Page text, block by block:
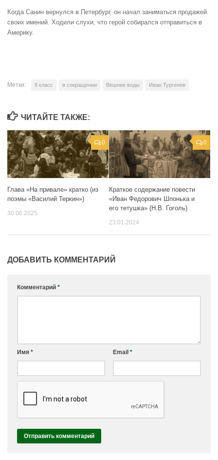
Когда Санин вернулся в Петербург, он начал заниматься продажей
своих имений. Ходили слухи, что герой собирался отправиться в
Америку.
Метки: 8 класс в сокращении Вешние воды Иван Тургенев
ЧИТАЙТЕ ТАКЖЕ:
0
Глава «На привале» кратко (из
поэмы «Василий Теркин»)
30.06.2025
0
Краткое содержание повести
«Иван Федорович Шпонька и
его тетушка» (Н.В. Гоголь)
23.01.2024
ДОБАВИТЬ КОММЕНТАРИЙ
Комментарий *
Имя * Email *